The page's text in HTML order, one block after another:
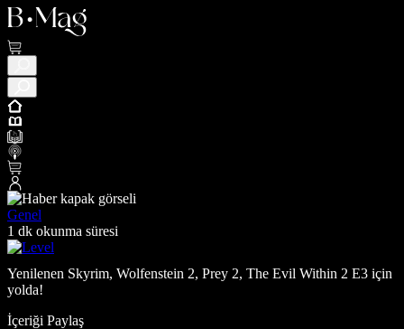
Genel
1 dk okunma süresi
Yenilenen Skyrim, Wolfenstein 2, Prey 2, The Evil Within 2 E3 için
yolda!
İçeriği Paylaş